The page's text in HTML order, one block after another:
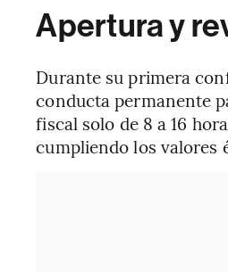
Apertura y
Durante su primera
conducta permanente
fiscal solo de 8 a 16
cumpliendo los valores